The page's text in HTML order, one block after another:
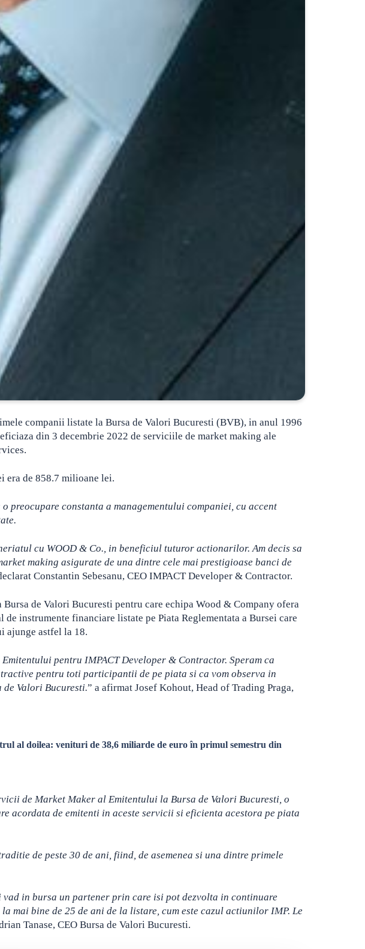
companii listate la Bursa de Valori Bucuresti (BVB), in anul 1996
din 3 decembrie 2022 de serviciile de market making ale
era de 858.7 milioane lei.
constanta a managementului companiei, cu accent
cu WOOD & Co., in beneficiul tuturor actionarilor. Am decis sa
making asigurate de una dintre cele mai prestigioase banci de
Constantin Sebesanu, CEO IMPACT Developer & Contractor.
de Valori Bucuresti pentru care echipa Wood & Company ofera
instrumente financiare listate pe Piata Reglementata a Bursei care
ajunge astfel la 18.
pentru IMPACT Developer & Contractor. Speram ca
pentru toti participantii de pe piata si ca vom observa in
Valori Bucuresti.” a afirmat Josef Kohout, Head of Trading Praga,
al doilea: venituri de 38,6 miliarde de euro în primul semestru din
de Market Maker al Emitentului la Bursa de Valori Bucuresti, o
acordata de emitenti in aceste servicii si eficienta acestora pe piata
de peste 30 de ani, fiind, de asemenea si una dintre primele
in bursa un partener prin care isi pot dezvolta in continuare
mai bine de 25 de ani de la listare, cum este cazul actiunilor IMP. Le
Tanase, CEO Bursa de Valori Bucuresti.